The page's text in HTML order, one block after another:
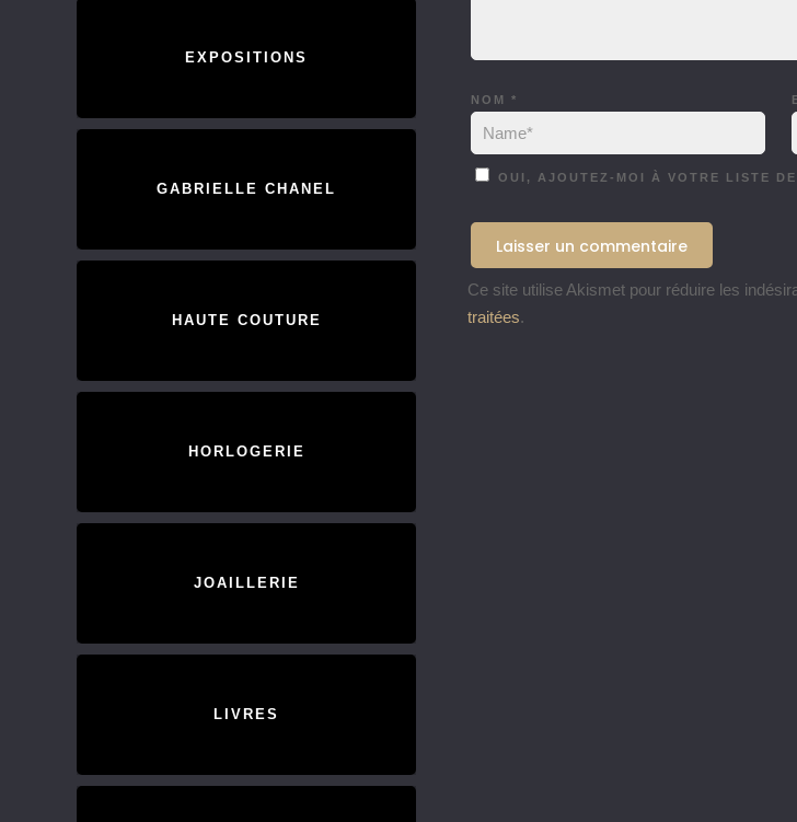
NOM *
OUI, AJOUTEZ-MOI À VOTRE LISTE
Ce site utilise Akismet pour réduire les
traitées.
EXPOSITIONS
GABRIELLE CHANEL
HAUTE COUTURE
HORLOGERIE
JOAILLERIE
LIVRES